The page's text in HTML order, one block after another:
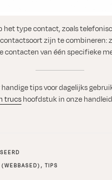
het type contact, zoals
zijn te combineren:
contacten van één specifieke
tips voor dagelijks
trucshoofdstuk in onze
, TIPS